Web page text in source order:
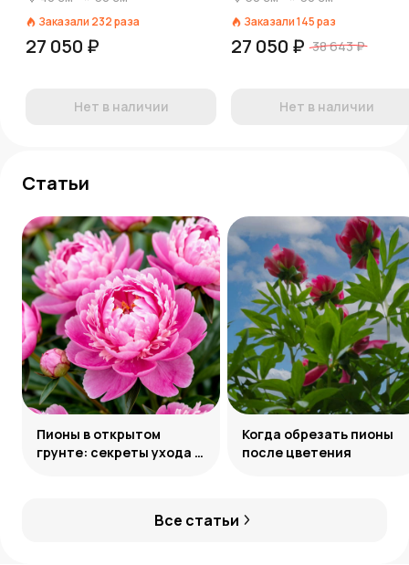
Заказали 232раза
27 050 ₽
Нет в наличии
Заказали145раз
27 050 ₽ 38 643 ₽
Нет в наличии
Статьи
Все статьи
Пионы в открытом
грунте: секреты ухода и
Когда обрезать пионы
после цветения